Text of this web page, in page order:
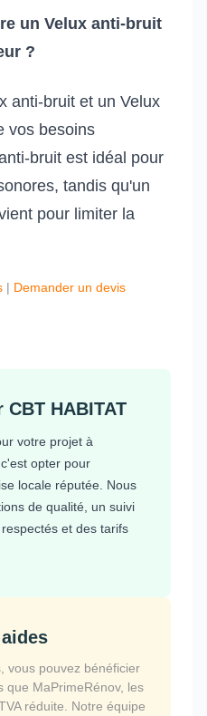
un Velux anti-bruit
?
anti-bruit et un Velux
vos besoins
bruit est idéal pour
tandis qu'un
pour limiter la
| Demander un devis
HABITAT
votre projet à
opter pour
locale réputée. Nous
de qualité, un suivi
et des tarifs
vous pouvez bénéficier
que MaPrimeRénov, les
réduite. Notre équipe